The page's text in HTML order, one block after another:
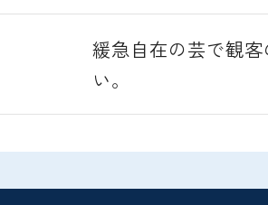
緩急自在の芸で観
い。